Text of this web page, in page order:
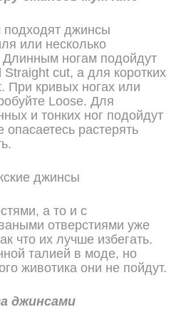
подходят джинсы
или несколько
ногам подойдут
cut, а для коротких
При кривых ногах или
Loose. Для
и тонких ног подойдут
растерять
а то и с
отверстиями уже
что их лучше избегать.
талией в моде, но
животика они не пойдут.
джинсами